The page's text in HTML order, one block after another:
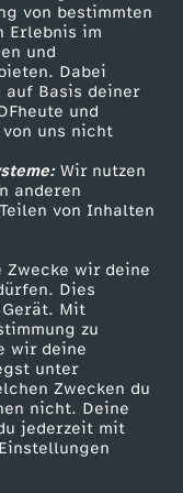
von bestimmten
Erlebnis im
und
Dabei
Basis deiner
und
uns nicht
Wir nutzen
anderen
von Inhalten
Zwecke wir deine
Dies
Mit
zu
wir deine
unter
Zwecken du
nicht. Deine
jederzeit mit